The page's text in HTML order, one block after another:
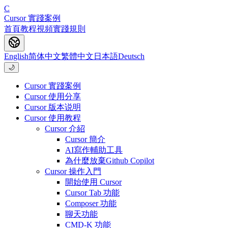
C
Cursor 實踐案例
首頁教程視頻實踐規則
English简体中文繁體中文 日本語Deutsch
🌙
Cursor 實踐案例
Cursor 使用分享
Cursor 版本说明
Cursor 使用教程
Cursor 介紹
Cursor 簡介
AI寫作輔助工具
為什麼放棄Github Copilot
Cursor 操作入門
開始使用 Cursor
Cursor Tab 功能
Composer 功能
聊天功能
CMD-K 功能